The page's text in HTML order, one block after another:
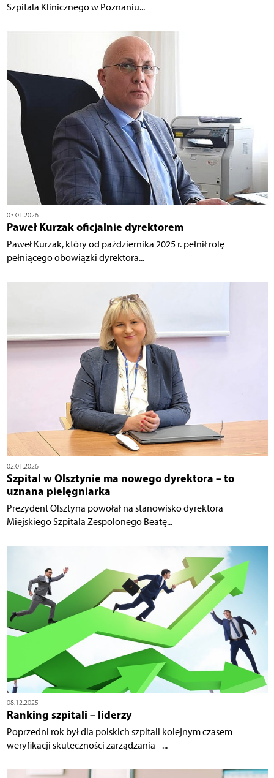
Szpitala Klinicznego w Poznaniu...
03.01.2026
Paweł Kurzak oficjalnie dyrektorem
Paweł Kurzak, który od października 2025 r. pełnił rolę
pełniącego obowiązki dyrektora...
02.01.2026
Szpital w Olsztynie ma nowego dyrektora – to
uznana pielęgniarka
Prezydent Olsztyna powołał na stanowisko dyrektora
Miejskiego Szpitala Zespolonego Beatę...
08.12.2025
Ranking szpitali – liderzy
Poprzedni rok był dla polskich szpitali kolejnym czasem
weryfikacji skuteczności zarządzania –...